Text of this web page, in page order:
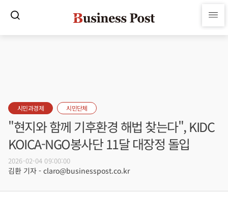
시민과경제 시민단체
"현지와 함께 기후환경 해법 찾는다", KIDC
KOICA-NGO봉사단 11달 대장정 돌입
2026-02-04 09:00:00
김환 기자 - claro@businesspost.co.kr